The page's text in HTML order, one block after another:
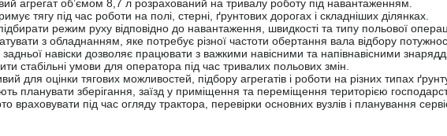
агрегат об’ємом 8,7 л розрахований на тривалу роботу під навантаженням.
тягу під час роботи на полі, стерні, ґрунтових дорогах і складніших ділянках.
режим руху відповідно до навантаження, швидкості та типу польової
з обладнанням, яке потребує різної частоти обертання вала відбору
навіски дозволяє працювати з важкими навісними та напівнавісними
стабільні умови для оператора під час тривалих польових змін.
для оцінки тягових можливостей, підбору агрегатів і роботи на різних типах
планувати зберігання, заїзд у приміщення та переміщення територією
під час огляду трактора, перевірки основних вузлів і планування